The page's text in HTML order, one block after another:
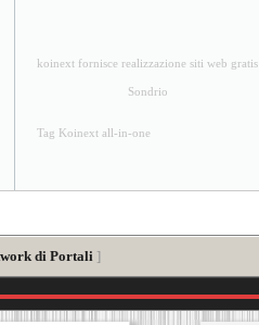
koinext fornisce realizzazione siti web gratis
Sondrio
Tag Koinext all-in-one
di Portali ]